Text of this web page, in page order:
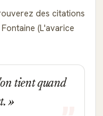
des citations
(L'avarice
tient quand